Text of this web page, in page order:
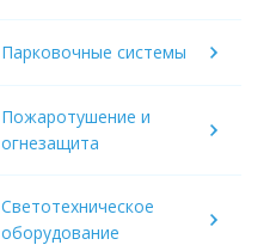
Парковочные системы
Пожаротушение и
огнезащита
Светотехническое
оборудование